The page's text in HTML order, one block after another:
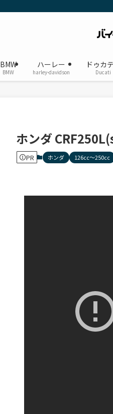
BMW
BMW
ハーレー
harley-davidson
ドゥカ
Ducati
ホンダ
PR ホンダ 126cc〜250cc